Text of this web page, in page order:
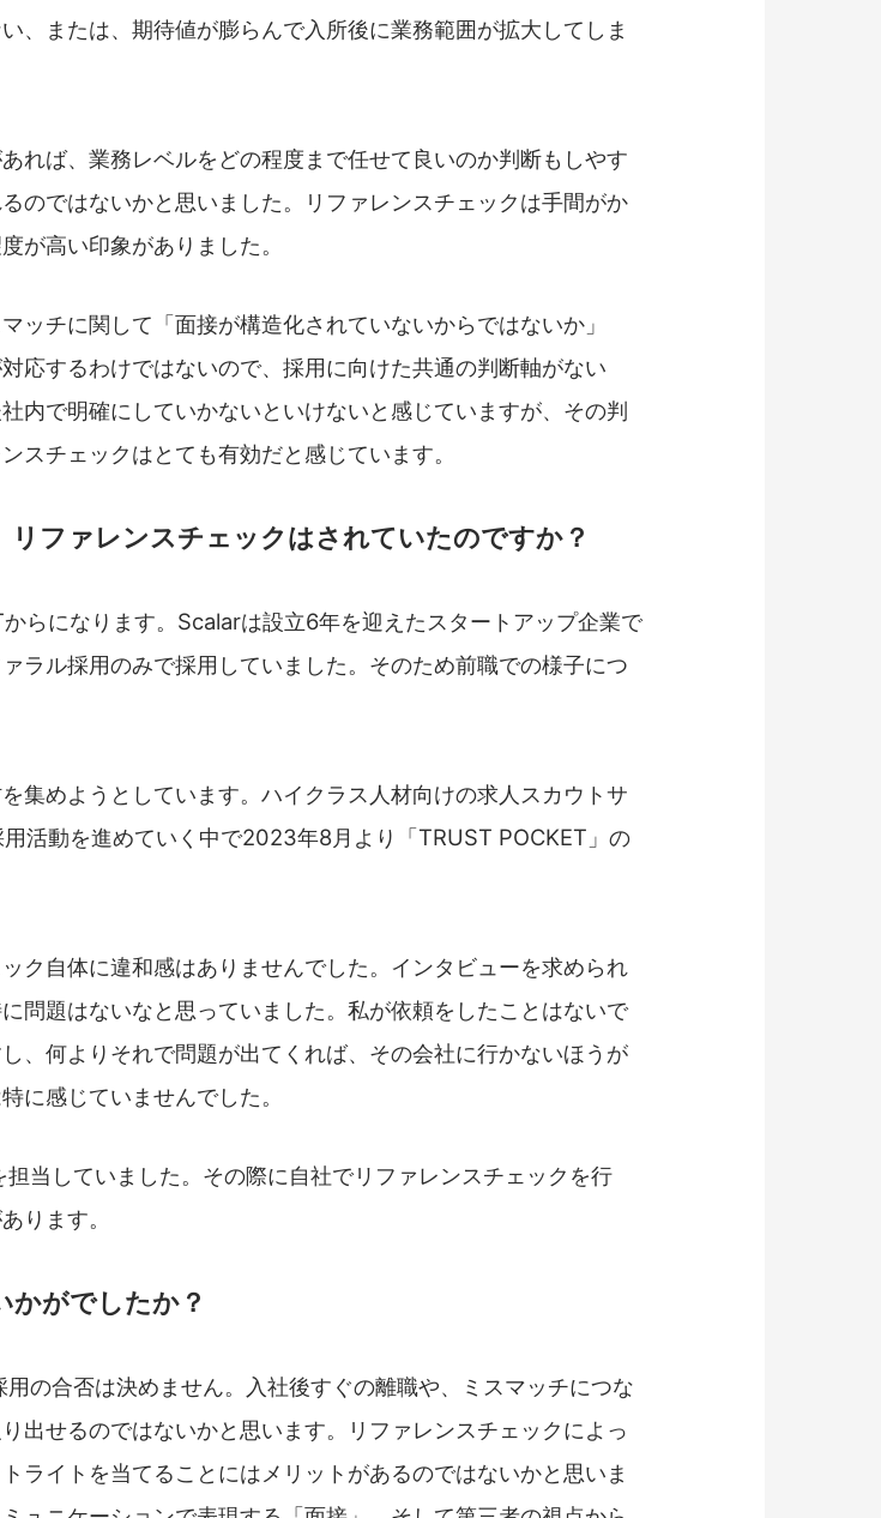
、または、期待値が膨らんで入所後に業務範囲が拡大してしま
れば、業務レベルをどの程度まで任せて良いのか判断もしやす
のではないかと思いました。リファレンスチェックは手間がか
が高い印象がありました。
ッチに関して「面接が構造化されていないからではないか」
応するわけではないので、採用に向けた共通の判断軸がない
内で明確にしていかないといけないと感じていますが、その判
スチェックはとても有効だと感じています。
リファレンスチェックはされていたのですか？
らになります。Scalarは設立6年を迎えたスタートアップ企業で
ラル採用のみで採用していました。そのため前職での様子につ
集めようとしています。ハイクラス人材向けの求人スカウトサ
活動を進めていく中で2023年8月より「TRUST POCKET」の
ク自体に違和感はありませんでした。インタビューを求められ
問題はないなと思っていました。私が依頼をしたことはないで
、何よりそれで問題が出てくれば、その会社に行かないほうが
に感じていませんでした。
当していました。その際に自社でリファレンスチェックを行
ります。
かがでしたか？
の合否は決めません。入社後すぐの離職や、ミスマッチにつな
出せるのではないかと思います。リファレンスチェックによっ
ライトを当てることにはメリットがあるのではないかと思いま